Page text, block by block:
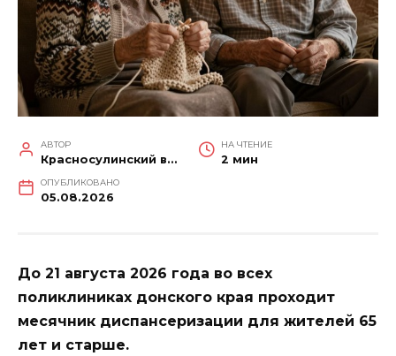
АВТОР
Красносулинский вестник
НА ЧТЕНИЕ
2 мин
ОПУБЛИКОВАНО
05.08.2026
До 21 августа 2026 года во всех
поликлиниках донского края проходит
месячник диспансеризации для жителей 65
лет и старше.